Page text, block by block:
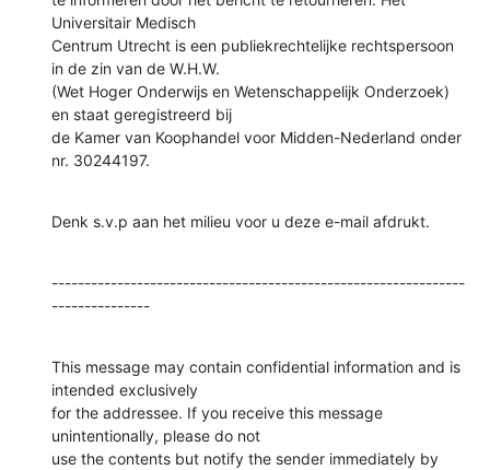
Universitair Medisch
Centrum Utrecht is een publiekrechtelijke rechtspersoon
in de zin van de W.H.W.
(Wet Hoger Onderwijs en Wetenschappelijk Onderzoek)
en staat geregistreerd bij
de Kamer van Koophandel voor Midden-Nederland onder
nr. 30244197.
Denk s.v.p aan het milieu voor u deze e-mail afdrukt.
---------------------------------------------------------------
---------------
This message may contain confidential information and is
intended exclusively
for the addressee. If you receive this message
unintentionally, please do not
use the contents but notify the sender immediately by